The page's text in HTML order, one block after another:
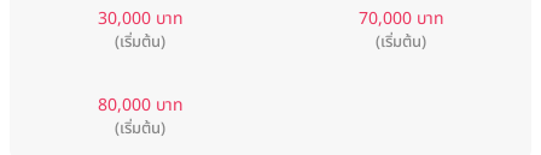
30,000 บาท
(เริ่มต้น)
70,000 บาท
(เริ่มต้น)
80,000 บาท
(เริ่มต้น)